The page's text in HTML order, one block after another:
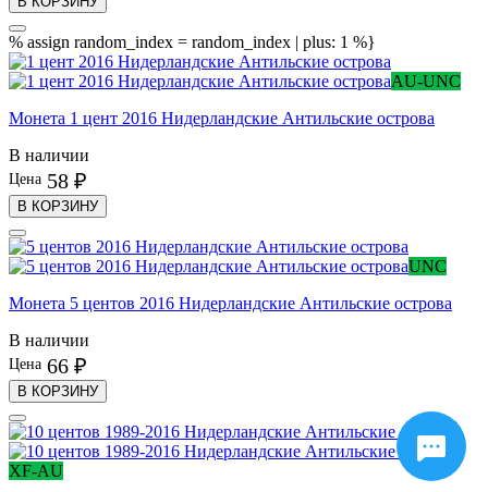
% assign random_index = random_index | plus: 1 %}
AU-UNC
Монета 1 цент 2016 Нидерландские Антильские острова
В наличии
Цена 58 ₽
В КОРЗИНУ
UNC
Монета 5 центов 2016 Нидерландские Антильские острова
В наличии
Цена 66 ₽
В КОРЗИНУ
XF-AU